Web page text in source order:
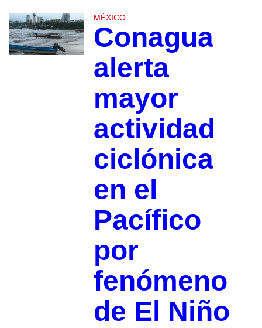
MÉXICO
Conagua
alerta
mayor
actividad
ciclónica
en el
Pacífico
por
fenómeno
de El Niño